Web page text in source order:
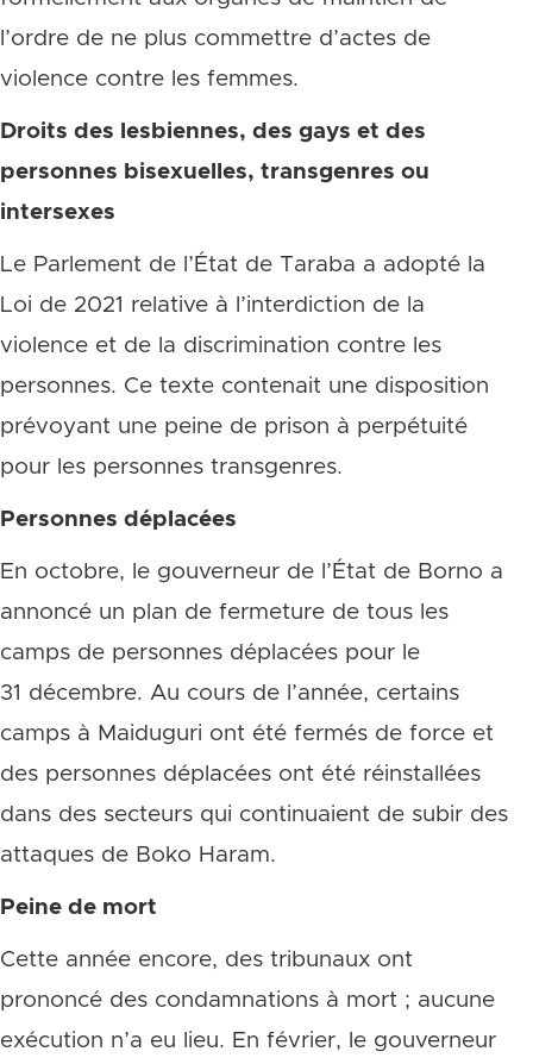
l’ordre de ne plus commettre d’actes de
violence contre les femmes.
Droits des lesbiennes, des gays et des
personnes bisexuelles, transgenres ou
intersexes
Le Parlement de l’État de Taraba a adopté la
Loi de 2021 relative à l’interdiction de la
violence et de la discrimination contre les
personnes. Ce texte contenait une disposition
prévoyant une peine de prison à perpétuité
pour les personnes transgenres.
Personnes déplacées
En octobre, le gouverneur de l’État de Borno a
annoncé un plan de fermeture de tous les
camps de personnes déplacées pour le
31 décembre. Au cours de l’année, certains
camps à Maiduguri ont été fermés de force et
des personnes déplacées ont été réinstallées
dans des secteurs qui continuaient de subir des
attaques de Boko Haram.
Peine de mort
Cette année encore, des tribunaux ont
prononcé des condamnations à mort ; aucune
exécution n’a eu lieu. En février, le gouverneur